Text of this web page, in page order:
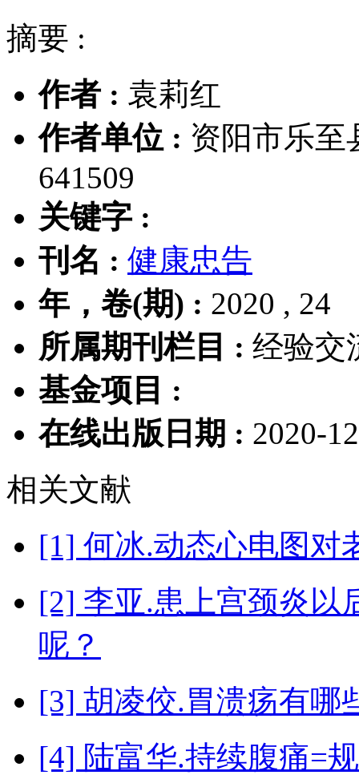
摘要 :
作者 : 袁莉红
作者单位 : 资阳市乐至
641509
关键字 :
刊名 : 健康忠告
年，卷(期) : 2020 , 24
所属期刊栏目 : 经验交
基金项目 :
在线出版日期 : 2020-
相关文献
[1] 何冰.动态心电图对
[2] 李亚.患上宫颈炎以
呢？
[3] 胡凌佼.胃溃疡有哪
[4] 陆富华.持续腹痛=